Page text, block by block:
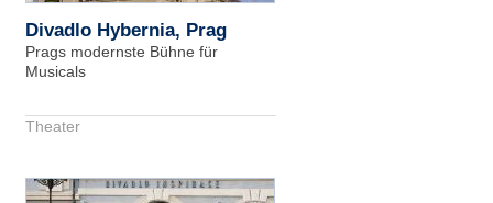
Divadlo Hybernia, Prag
Prags modernste Bühne für
Musicals
Theater